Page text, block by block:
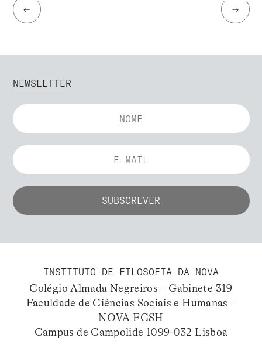
← →
NEWSLETTER
INSTITUTO DE FILOSOFIA DA NOVA
Colégio Almada Negreiros – Gabinete 319
Faculdade de Ciências Sociais e Humanas –
NOVA FCSH
Campus de Campolide 1099-032 Lisboa